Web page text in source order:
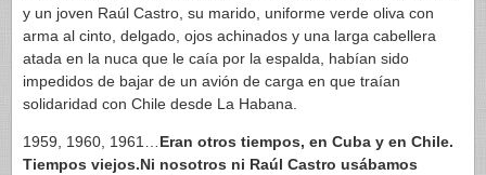
y un joven Raúl Castro, su marido, uniforme verde oliva con
arma al cinto, delgado, ojos achinados y una larga cabellera
atada en la nuca que le caía por la espalda, habían sido
impedidos de bajar de un avión de carga en que traían
solidaridad con Chile desde La Habana.
1959, 1960, 1961… Eran otros tiempos, en Cuba y en Chile.
Tiempos viejos.Ni nosotros ni Raúl Castro usábamos